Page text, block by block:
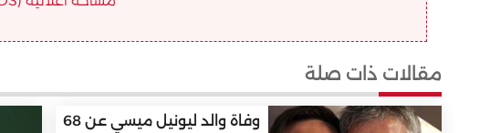
مقالات ذات صلة
وفاة والد ليونيل ميسي عن 68